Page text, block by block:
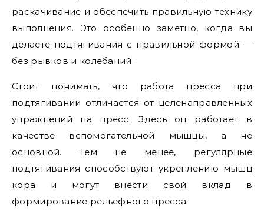
раскачивание и обеспечить правильную технику
выполнения. Это особенно заметно, когда вы
делаете подтягивания с правильной формой —
без рывков и колебаний.
Стоит понимать, что работа пресса при
подтягивании отличается от целенаправленных
упражнений на пресс. Здесь он работает в
качестве вспомогательной мышцы, а не
основной. Тем не менее, регулярные
подтягивания способствуют укреплению мышц
кора и могут внести свой вклад в
формирование рельефного пресса.